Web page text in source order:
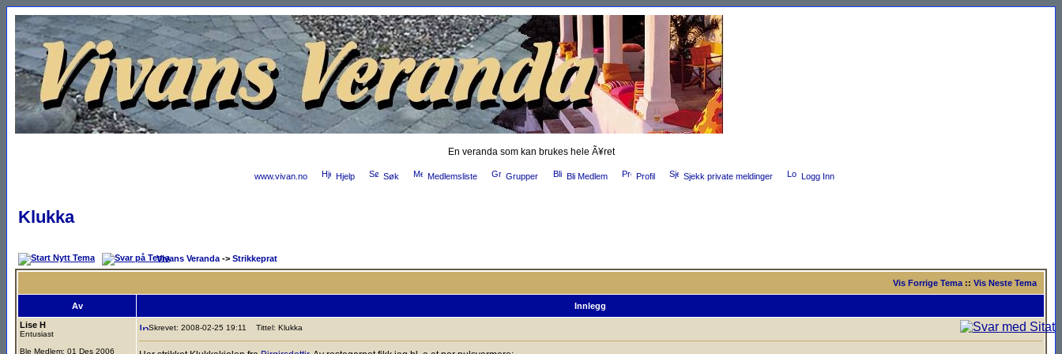
En veranda som kan brukes hele Ã¥ret
www.vivan.no Hjelp Søk Medlemsliste Grupper Bli Medlem Profil Sjekk private meldinger Logg Inn
Klukka
Vivans Veranda -> Strikkeprat
Vis Forrige Tema :: Vis Neste Tema
Av
Innlegg
Lise H
Entusiast
Ble Medlem: 01 Des 2006
Skrevet: 2008-02-25 19:11 Tittel: Klukka